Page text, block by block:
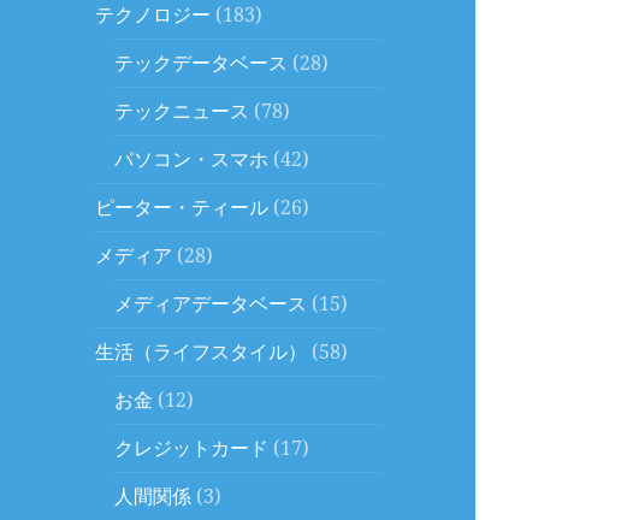
テクノロジー (183)
テックデータベース (28)
テックニュース (78)
パソコン・スマホ (42)
ピーター・ティール (26)
メディア (28)
メディアデータベース (15)
生活（ライフスタイル）
(58)
お金 (12)
クレジットカード (17)
人間関係 (3)